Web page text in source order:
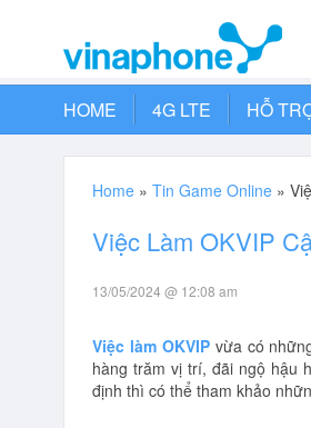
HOME 4G LTE HỖ
Home » Tin Game Online »
Việc Làm OKVIP
13/05/2024 @ 12:08 am
Việc làm OKVIPvừa có
hàng trăm vị trí, đãi ngộ hậu
định thì có thể tham khảo